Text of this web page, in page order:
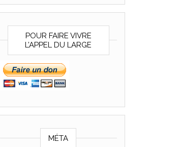
POUR FAIRE VIVRE
L’APPEL DU LARGE
MÉTA